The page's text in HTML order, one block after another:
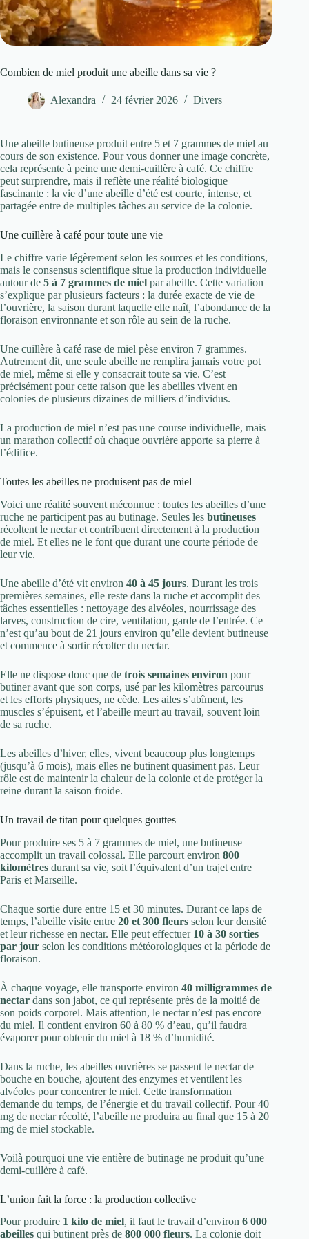
Combien de miel produit une abeille dans sa vie ?
Alexandra 24 février 2026 Divers
Une abeille butineuse produit entre 5 et 7 grammes de miel au
cours de son existence. Pour vous donner une image concrète,
cela représente à peine une demi-cuillère à café. Ce chiffre
peut surprendre, mais il reflète une réalité biologique
fascinante : la vie d’une abeille d’été est courte, intense, et
partagée entre de multiples tâches au service de la colonie.
Une cuillère à café pour toute une vie
Le chiffre varie légèrement selon les sources et les conditions,
mais le consensus scientifique situe la production individuelle
autour de 5 à 7 grammes de miel par abeille. Cette variation
s’explique par plusieurs facteurs : la durée exacte de vie de
l’ouvrière, la saison durant laquelle elle naît, l’abondance de la
floraison environnante et son rôle au sein de la ruche.
Une cuillère à café rase de miel pèse environ 7 grammes.
Autrement dit, une seule abeille ne remplira jamais votre pot
de miel, même si elle y consacrait toute sa vie. C’est
précisément pour cette raison que les abeilles vivent en
colonies de plusieurs dizaines de milliers d’individus.
La production de miel n’est pas une course individuelle, mais
un marathon collectif où chaque ouvrière apporte sa pierre à
l’édifice.
Toutes les abeilles ne produisent pas de miel
Voici une réalité souvent méconnue : toutes les abeilles d’une
ruche ne participent pas au butinage. Seules les butineuses
récoltent le nectar et contribuent directement à la production
de miel. Et elles ne le font que durant une courte période de
leur vie.
Une abeille d’été vit environ 40 à 45 jours. Durant les trois
premières semaines, elle reste dans la ruche et accomplit des
tâches essentielles : nettoyage des alvéoles, nourrissage des
larves, construction de cire, ventilation, garde de l’entrée. Ce
n’est qu’au bout de 21 jours environ qu’elle devient butineuse
et commence à sortir récolter du nectar.
Elle ne dispose donc que de trois semaines environ pour
butiner avant que son corps, usé par les kilomètres parcourus
et les efforts physiques, ne cède. Les ailes s’abîment, les
muscles s’épuisent, et l’abeille meurt au travail, souvent loin
de sa ruche.
Les abeilles d’hiver, elles, vivent beaucoup plus longtemps
(jusqu’à 6 mois), mais elles ne butinent quasiment pas. Leur
rôle est de maintenir la chaleur de la colonie et de protéger la
reine durant la saison froide.
Un travail de titan pour quelques gouttes
Pour produire ses 5 à 7 grammes de miel, une butineuse
accomplit un travail colossal. Elle parcourt environ 800
kilomètres durant sa vie, soit l’équivalent d’un trajet entre
Paris et Marseille.
Chaque sortie dure entre 15 et 30 minutes. Durant ce laps de
temps, l’abeille visite entre 20 et 300 fleurs selon leur densité
et leur richesse en nectar. Elle peut effectuer 10 à 30 sorties
par jour selon les conditions météorologiques et la période de
floraison.
À chaque voyage, elle transporte environ 40 milligrammes de
nectar dans son jabot, ce qui représente près de la moitié de
son poids corporel. Mais attention, le nectar n’est pas encore
du miel. Il contient environ 60 à 80 % d’eau, qu’il faudra
évaporer pour obtenir du miel à 18 % d’humidité.
Dans la ruche, les abeilles ouvrières se passent le nectar de
bouche en bouche, ajoutent des enzymes et ventilent les
alvéoles pour concentrer le miel. Cette transformation
demande du temps, de l’énergie et du travail collectif. Pour 40
mg de nectar récolté, l’abeille ne produira au final que 15 à 20
mg de miel stockable.
Voilà pourquoi une vie entière de butinage ne produit qu’une
demi-cuillère à café.
L’union fait la force : la production collective
Pour produire 1 kilo de miel, il faut le travail d’environ 6 000
abeilles qui butinent près de 800 000 fleurs. La colonie doit